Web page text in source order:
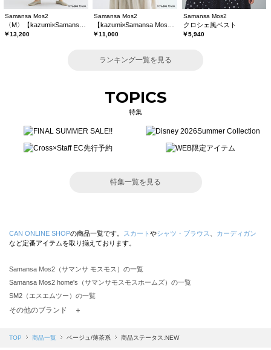
Samansa Mos2
￥13,200
Samansa Mos2
￥11,000
Samansa Mos2
クロシェ風ベスト
￥5,940
ランキング一覧を見る
TOPICS
特集
特集一覧を見る
CAN ONLINE SHOPの商品一覧です。 スカート やシャツ・ブラウス
カーディガン
など定番アイテムを取り揃えております。
Samansa Mos2（サマンサ モスモス）の一覧
Samansa Mos2 home's（サマンサモスモスホームズ）の一覧
SM2（エスエムツー）の一覧
TSUHARU by Samansa Mos2（ツハルバイサマンサモスモス）の一覧
Samansa Mos2 blue（サマンサモスモス ブルー）の一覧
その他のブランド ＋
TOP 商品一覧 ベージュ/薄茶系 商品ステータス:NEW